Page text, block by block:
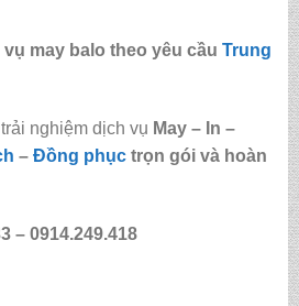
may balo theo yêu cầu Trung
nghiệm dịch vụ May – In –
– Đồng phụctrọn gói và hoàn
– 0914.249.418